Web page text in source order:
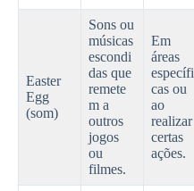
Easter
Egg
(som)
Sons ou
músicas
escondi
das que
remete
m a
outros
jogos
ou
filmes.
Em
áreas
específi
cas ou
ao
realizar
certas
ações.